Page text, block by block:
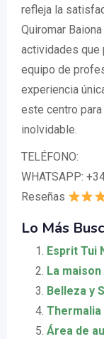
refleja la
Quiromar
actividades que
equipo de
experiencia
este centro
inolvidable.
TELÉFONO:
WHATSAPP:
Reseñas
Lo Más
Esprit Tui
La
Belleza y
Thermalia
Área de